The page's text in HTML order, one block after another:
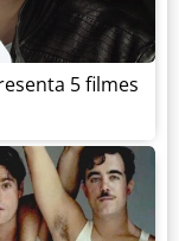
5 filmes